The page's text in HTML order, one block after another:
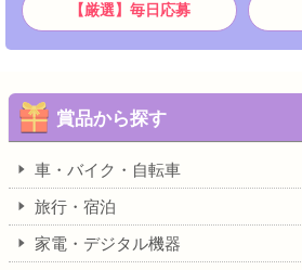
【厳選】毎日応募
賞品から探す
車・バイク・自転車
旅行・宿泊
家電・デジタル機器